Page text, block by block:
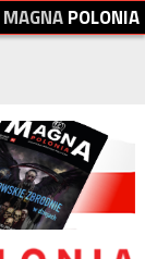
MAGNAPOLONIA